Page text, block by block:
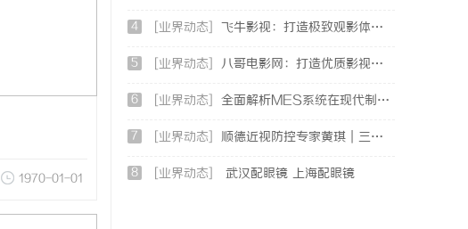
1970-01-01
4 [业界动态] 飞牛影视：打造极致观影体验的影视娱乐平台
5 [业界动态] 八哥电影网：打造优质影视资源共享平台的创新之路
6 [业界动态] 全面解析MES系统在现代制造业中的关键作用与应用前景
7 [业界动态] 顺德近视防控专家黄琪｜三甲眼科背景，青少年分层近视管理医
8 [业界动态] 武汉配眼镜 上海配眼镜